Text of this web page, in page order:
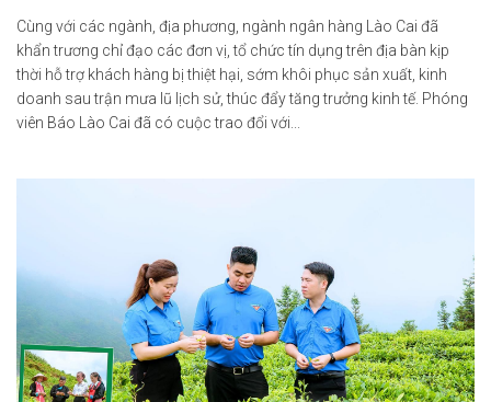
Cùng với các ngành, địa phương, ngành ngân hàng Lào Cai đã
khẩn trương chỉ đạo các đơn vị, tổ chức tín dụng trên địa bàn kịp
thời hỗ trợ khách hàng bị thiệt hại, sớm khôi phục sản xuất, kinh
doanh sau trận mưa lũ lịch sử, thúc đẩy tăng trưởng kinh tế. Phóng
viên Báo Lào Cai đã có cuộc trao đổi với...